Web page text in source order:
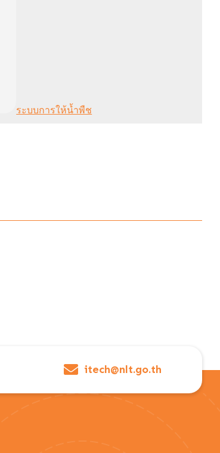
ระบบการให้น้ำพืช
itech@nlt.go.th